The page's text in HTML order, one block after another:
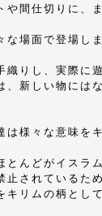
や間仕切りに、
な場面で登場しま
織りし、実際に
、新しい物には
は様々な意味を
とんどがイスラム
止されているた
キリムの柄とし